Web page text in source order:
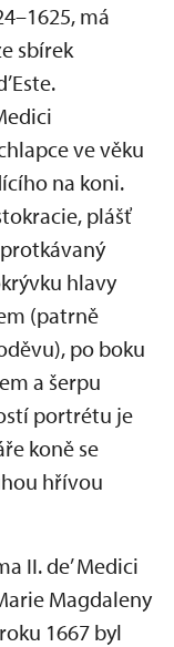
má
sbírek
ve věku
na koni.
plášť
hlavy
(patrně
po boku
a šerpu
portrétu je
koně se
hřívou
II. de’ Medici
Magdaleny
1667 byl